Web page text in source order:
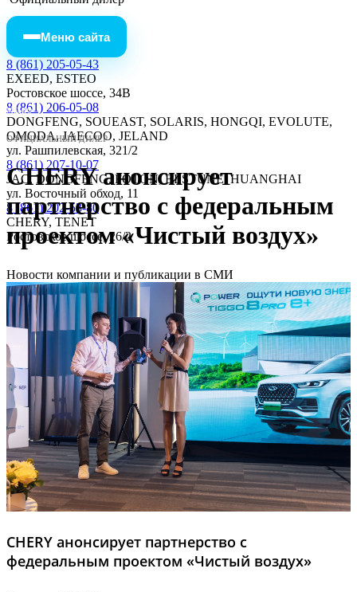
Меню сайта
8 (861) 205-05-43
EXEED, ESTEO
Ростовское шоссе, 34В
8 (861) 206-05-08
DONGFENG, SOUEAST, SOLARIS, HONGQI, EVOLUTE,
OMODA, JAECOO, JELAND
ул. Рашпилевская, 321/2
8 (861) 207-10-07
JAC, DONGFENG, FOTON, BESTUNE, HUANGHAI
ул. Восточный обход, 11
8 (861) 202-53-80
CHERY, TENET
Ростовское шоссе, 26/2
МЕНЮ
ОФИЦИАЛЬНЫЙ ДИЛЕР
CHERY анонсирует
партнерство с федеральным
проектом «Чистый воздух»
Новости компании и публикации в СМИ
CHERY анонсирует партнерство с
федеральным проектом «Чистый воздух»